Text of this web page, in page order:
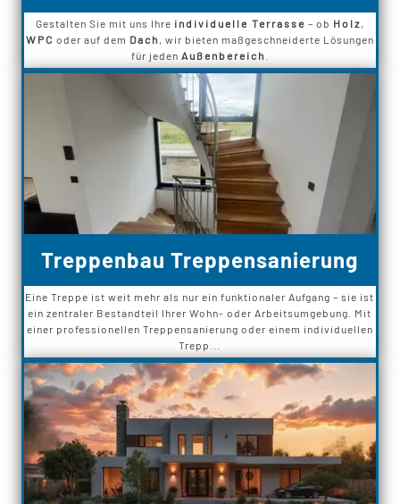
Gestalten Sie mit uns Ihre individuelle Terrasse – ob Holz,
WPC oder auf dem Dach , wir bieten maßgeschneiderte Lösungen
für jeden Außenbereich
Treppenbau Treppensanierung
Eine Treppe ist weit mehr als nur ein funktionaler Aufgang – sie ist
ein zentraler Bestandteil Ihrer Wohn- oder Arbeitsumgebung. Mit
einer professionellen Treppensanierung oder einem individuellen
Trepp...